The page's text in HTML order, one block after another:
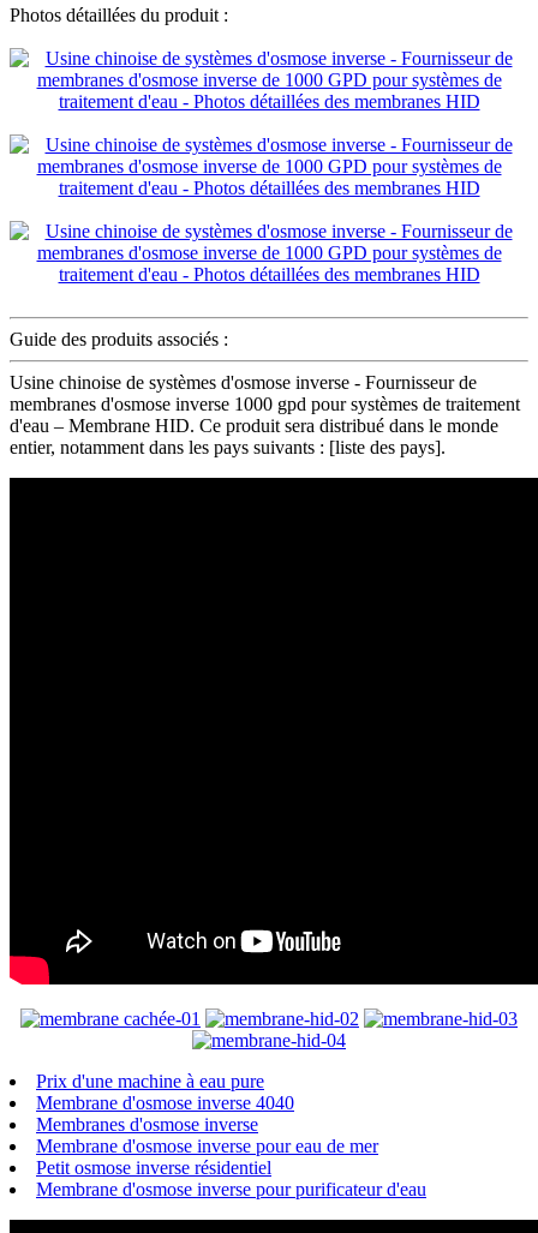
Photos détaillées du produit :
Guide des produits associés :
Usine chinoise de systèmes d'osmose inverse - Fournisseur de
membranes d'osmose inverse 1000 gpd pour systèmes de traitement
d'eau – Membrane HID. Ce produit sera distribué dans le monde
entier, notamment dans les pays suivants : [liste des pays].
Prix ​​d'une machine à eau pure
Membrane d'osmose inverse 4040
Membranes d'osmose inverse
Membrane d'osmose inverse pour eau de mer
Petit osmose inverse résidentiel
Membrane d'osmose inverse pour purificateur d'eau